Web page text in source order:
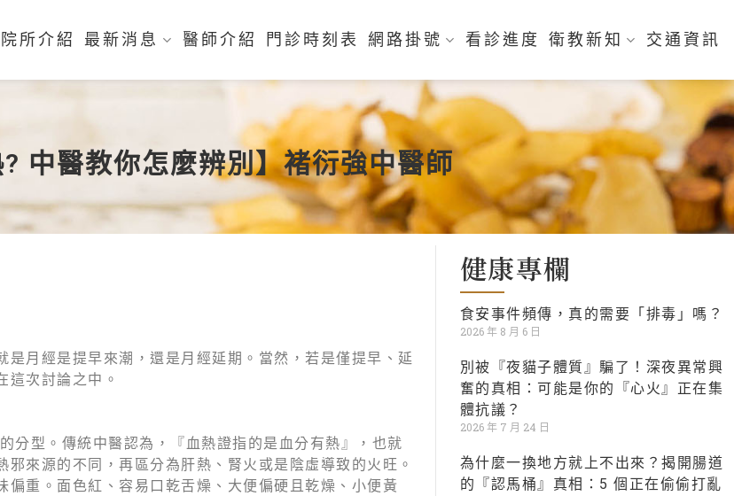
院所介紹 最新消息 醫師介紹 門診時刻表 網路掛號 看診進度 衛教新知 交通資訊
中醫教你怎麼辨別】褚衍強中醫師
是月經是提早來潮，還是月經延期。當然，若是僅提早、延
這次討論之中。
分型。傳統中醫認為，『血熱證指的是血分有熱』，也就
來源的不同，再區分為肝熱、腎火或是陰虛導致的火旺。
重。面色紅、容易口乾舌燥、大便偏硬且乾燥、小便黃
健康專欄
食安事件頻傳，真的需要「排毒」嗎？
2026 年 8 月 6 日
別被『夜貓子體質』騙了！深夜異常興
奮的真相：可能是你的『心火』正在集
體抗議？
2026 年 7 月 24 日
為什麼一換地方就上不出來？揭開腸道
的『認馬桶』真相：5 個正在偷偷打亂